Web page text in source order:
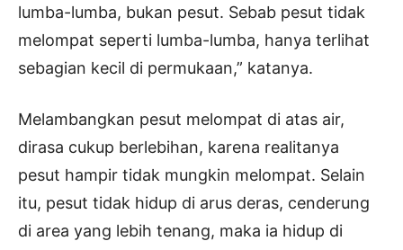
lumba-lumba, bukan pesut. Sebab pesut tidak
melompat seperti lumba-lumba, hanya terlihat
sebagian kecil di permukaan,” katanya.
Melambangkan pesut melompat di atas air,
dirasa cukup berlebihan, karena realitanya
pesut hampir tidak mungkin melompat. Selain
itu, pesut tidak hidup di arus deras, cenderung
di area yang lebih tenang, maka ia hidup di